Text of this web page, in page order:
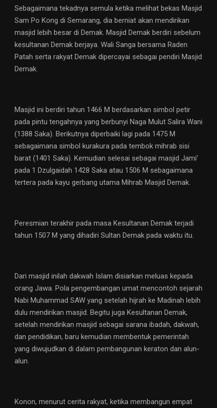
Sebagaimana tekadnya semula ketika melihat bekas Masjid
Sam Po Kong di Semarang, dia berniat akan mendirikan
masjid lebih besar di Demak. Masjid Demak berdiri sebelum
kesultanan Demak berjaya. Wali Sanga bersama Raden
Patah serta rakyat Demak dipercayai sebagai pendiri Masjid
Demak.
Masjid ini berdiri tahun 1466 M berdasarkan simbol petir
pada pintu tengahnya yang berbunyi Naga Mulut Salira Wani
(1388 Saka). Berikutnya diperbaiki lagi pada 1475 M
sebagaimana simbol kurakura pada tembok mihrab sisi
barat (1401 Saka). Kemudian selesai sebagai masjid Jami’
pada 1 Dzulgaidah 1428 Saka atau 1506 M sebagaimana
tertera pada kayu gerbang utama Mihrab Masjid Demak.
Peresmian terakhir pada masa Kesultanan Demak terjadi
tahun 1507 M yang dihadiri Sultan Demak pada waktu itu.
Dari masjid inilah dakwah Islam disiarkan meluas kepada
orang Jawa. Pola pengembangan umat mencontoh sejarah
Nabi Muhammad SAW yang setelah hijrah ke Madinah lebih
dulu mendirikan masjid. Begitu juga Kesultanan Demak,
setelah mendirikan masjid sebagai sarana ibadah, dakwah,
dan pendidikan, baru kemudian membentuk pemerintah
yang diwujudkan di dalam pembangunan keraton dan alun-
alun.
Konon, menurut cerita rakyat, ketika membangun empat